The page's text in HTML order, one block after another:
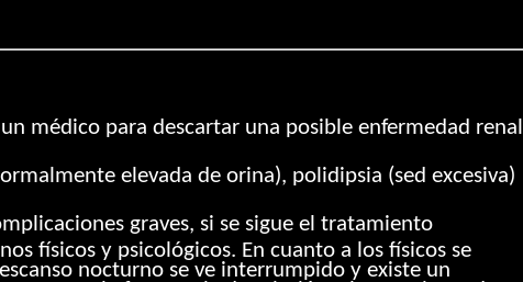
médico para descartar una posible enfermedad renal
elevada de orina), polidipsia (sed excesiva)
graves, si se sigue el tratamiento
físicos y psicológicos. En cuanto a los físicos se
nocturno se ve interrumpido y existe un